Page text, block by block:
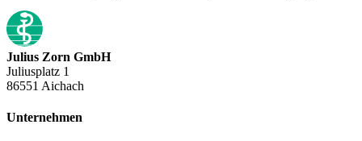
Julius Zorn GmbH
Juliusplatz 1
86551 Aichach
Unternehmen